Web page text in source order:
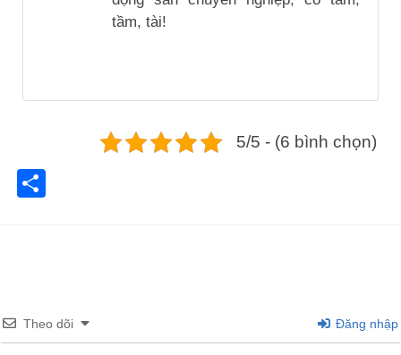
tầm, tài!
5/5 - (6 bình chọn)
Theo dõi Đăng nhập